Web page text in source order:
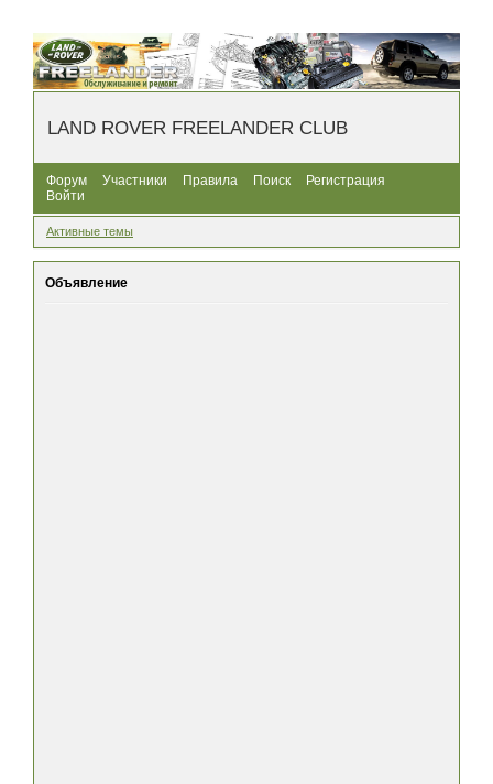
LAND ROVER FREELANDER CLUB
Форум Участники Правила Поиск
Регистрация
Войти
Активные темы
Объявление